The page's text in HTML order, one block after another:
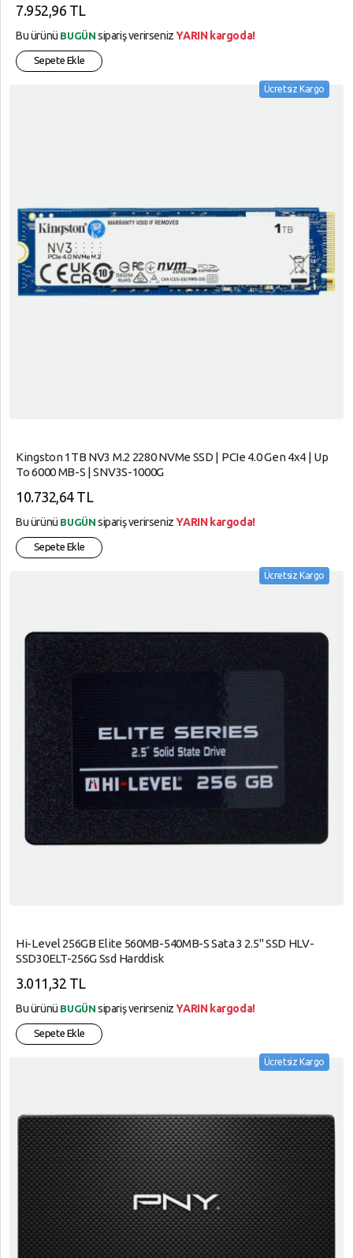
7.952,96 TL
Bu ürünü BUGÜN sipariş verirsenizYARIN kargoda!
Sepete Ekle
Ücretsiz Kargo
Kingston 1TB NV3 M.2 2280 NVMe SSD | PCIe 4.0 Gen 4x4 | Up
To 6000 MB-S | SNV3S-1000G
10.732,64 TL
Bu ürünü BUGÜN sipariş verirsenizYARIN kargoda!
Sepete Ekle
Ücretsiz Kargo
Hi-Level 256GB Elite 560MB-540MB-S Sata 3 2.5" SSD HLV-
SSD30ELT-256G Ssd Harddisk
3.011,32 TL
Bu ürünü BUGÜN sipariş verirsenizYARIN kargoda!
Sepete Ekle
Ücretsiz Kargo